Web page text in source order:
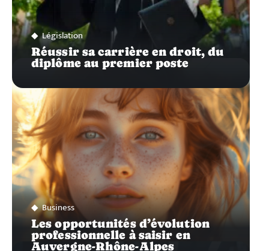
Législation
Réussir sa carrière en droit, du
diplôme au premier poste
Business
Les opportunités d’évolution
professionnelle à saisir en
Auvergne-Rhône-Alpes